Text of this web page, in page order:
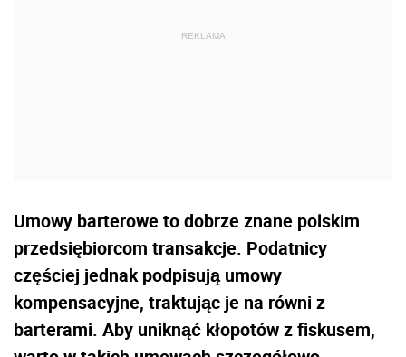
Umowy barterowe to dobrze znane polskim
przedsiębiorcom transakcje. Podatnicy
częściej jednak podpisują umowy
kompensacyjne, traktując je na równi z
barterami. Aby uniknąć kłopotów z fiskusem,